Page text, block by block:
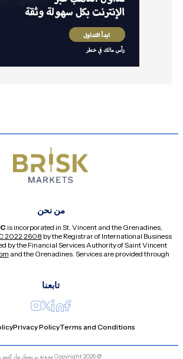
من نحن
is incorporated in St. Vincent and the Grenadines,
2608 LLC 2022 by the Registrar of International Business
by the Financial Services Authority of Saint Vincent
and the Grenadines. Services are provided through
تابعنا
Terms and Conditions
Privacy Policy
@ Copyright 2026 مدونة بريسك ماركتس